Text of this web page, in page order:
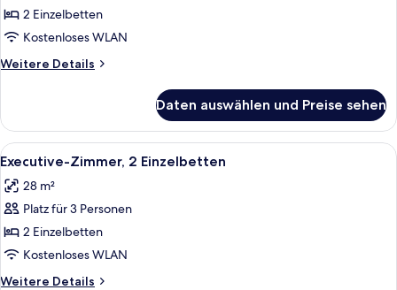
2 Einzelbetten
anzeigen
2 Einzelbetten
Kostenloses WLAN
Weitere Details
Weitere
Zimmer,
2 Einzelbetten
Daten auswählen und Preise sehen
Alle
Fotos
für
Executive-
Zimmer,
2 Einzelbetten
anzeigen
Ein Hotelzimmer mit zwei Betten,
10
Executive-Zimmer, 2 Einzelbetten
28 m²
Platz für 3 Personen
2 Einzelbetten
Kostenloses WLAN
Weitere Details
Weitere